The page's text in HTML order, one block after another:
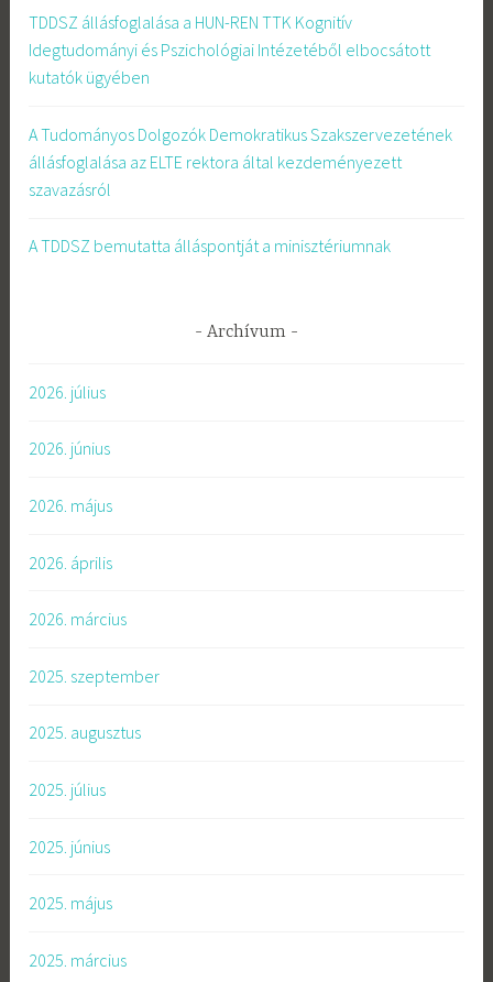
TDDSZ állásfoglalása a HUN-REN TTK Kognitív
Idegtudományi és Pszichológiai Intézetéből elbocsátott
kutatók ügyében
A Tudományos Dolgozók Demokratikus Szakszervezetének
állásfoglalása az ELTE rektora által kezdeményezett
szavazásról
A TDDSZ bemutatta álláspontját a minisztériumnak
Archívum
2026. július
2026. június
2026. május
2026. április
2026. március
2025. szeptember
2025. augusztus
2025. július
2025. június
2025. május
2025. március